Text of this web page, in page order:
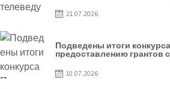
21.07.2026
Подведены итоги
предоставлению грантов
предпринимательства –
10.07.2026